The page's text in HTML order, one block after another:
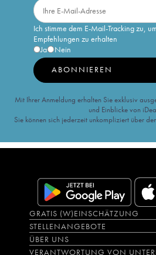
Ich stimme dem E-Mail-Tracking zu,
Empfehlungen zu erhalten
Ja
Nein
ABONNIEREN
Mit Ihrer Anmeldung erhalten Sie exklusiv
und Einblicke von
Sie können sich jederzeit unkompliziert über
GRATIS (W)EINSCHÄTZUNG
STELLENANGEBOTE
ÜBER UNS
VERANTWORTUNG VON